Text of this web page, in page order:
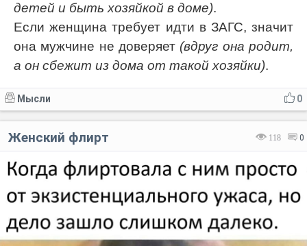
детей и быть хозяйкой в доме).
Если женщина требует идти в ЗАГС, значит
она мужчине не доверяет (вдруг она родит,
а он сбежит из дома от такой хозяйки).
0
Мысли
118 0
Женский флирт